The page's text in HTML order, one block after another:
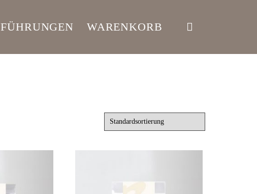
FÜHRUNGEN WARENKORB